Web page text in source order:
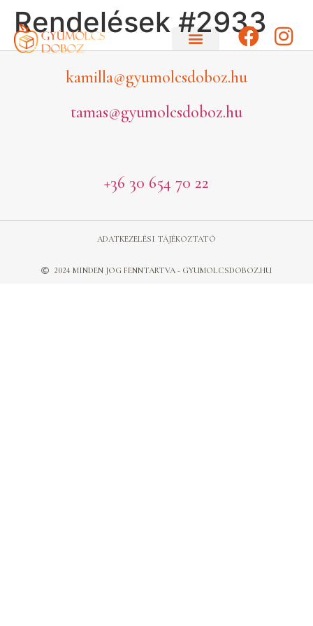
Rendelések #2933
kamilla@gyumolcsdoboz.hu
tamas@gyumolcsdoboz.hu
+36 30 654 70 22
2024 MINDEN JOG FENNTARTVA - GYUMOLCSDOBOZ.HU
ADATKEZELÉSI TÁJÉKOZTATÓ